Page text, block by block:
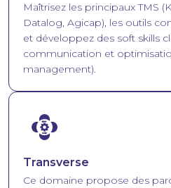
Maîtrisez les principaux TMS
Datalog, Agicap), les outils
et développez des soft skills
communication et
management).
Image
Transverse
Ce domaine propose des